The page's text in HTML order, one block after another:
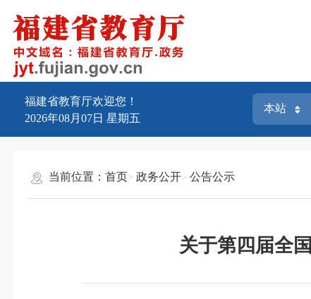
福建省教育厅欢迎您！
2026年08月07日 星期五
当前位置：首页 政务公开 公告公示
关于第四届全